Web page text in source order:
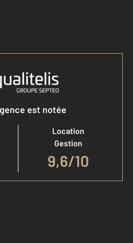
à mon compte
est notée
Location
Gestion
9,6/10